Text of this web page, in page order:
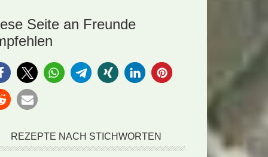
Seite an Freunde
REZEPTE NACH STICHWORTEN